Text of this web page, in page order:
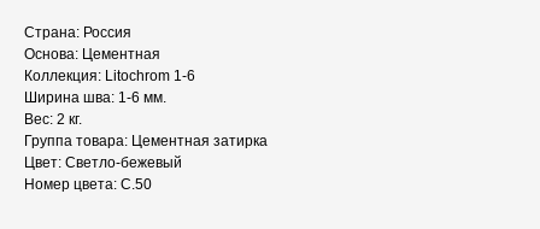
Страна: Россия
Основа: Цементная
Коллекция: Litochrom 1-6
Ширина шва: 1-6 мм.
Вес: 2 кг.
Группа товара: Цементная затирка
Цвет: Светло-бежевый
Номер цвета: C.50